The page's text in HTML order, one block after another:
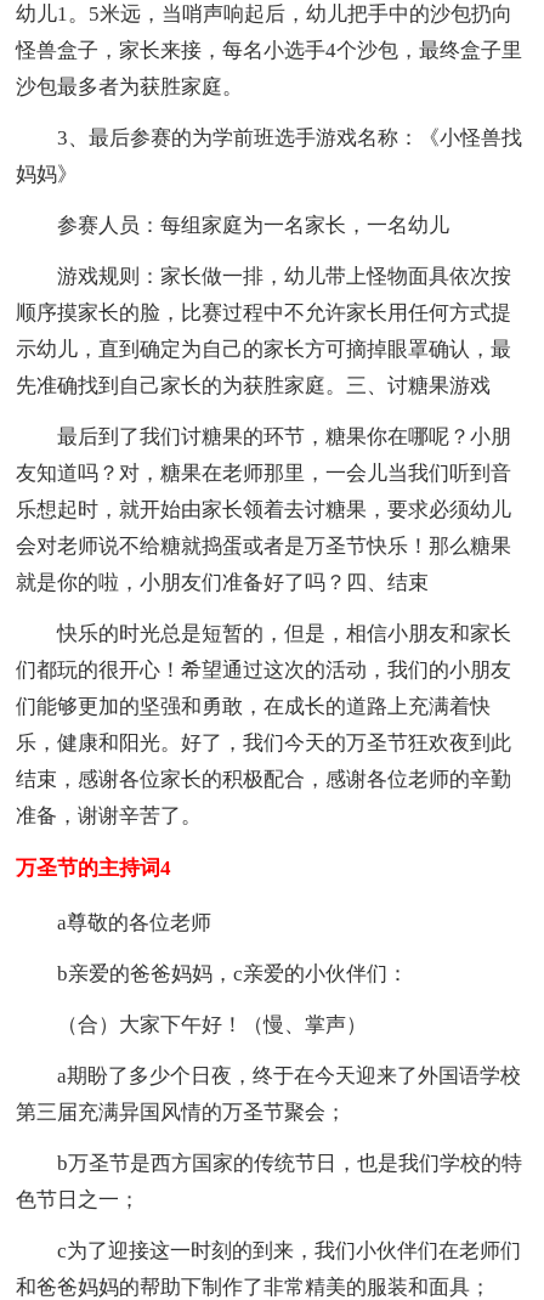
幼儿1。5米远，当哨声响起后，幼儿把手中的沙包扔向
怪兽盒子，家长来接，每名小选手4个沙包，最终盒子里
沙包最多者为获胜家庭。
3、最后参赛的为学前班选手游戏名称：《小怪兽找
妈妈》
参赛人员：每组家庭为一名家长，一名幼儿
游戏规则：家长做一排，幼儿带上怪物面具依次按
顺序摸家长的脸，比赛过程中不允许家长用任何方式提
示幼儿，直到确定为自己的家长方可摘掉眼罩确认，最
先准确找到自己家长的为获胜家庭。三、讨糖果游戏
最后到了我们讨糖果的环节，糖果你在哪呢？小朋
友知道吗？对，糖果在老师那里，一会儿当我们听到音
乐想起时，就开始由家长领着去讨糖果，要求必须幼儿
会对老师说不给糖就捣蛋或者是万圣节快乐！那么糖果
就是你的啦，小朋友们准备好了吗？四、结束
快乐的时光总是短暂的，但是，相信小朋友和家长
们都玩的很开心！希望通过这次的活动，我们的小朋友
们能够更加的坚强和勇敢，在成长的道路上充满着快
乐，健康和阳光。好了，我们今天的万圣节狂欢夜到此
结束，感谢各位家长的积极配合，感谢各位老师的辛勤
准备，谢谢辛苦了。
万圣节的主持词4
a尊敬的各位老师
b亲爱的爸爸妈妈，c亲爱的小伙伴们：
（合）大家下午好！（慢、掌声）
a期盼了多少个日夜，终于在今天迎来了外国语学校
第三届充满异国风情的万圣节聚会；
b万圣节是西方国家的传统节日，也是我们学校的特
色节日之一；
c为了迎接这一时刻的到来，我们小伙伴们在老师们
和爸爸妈妈的帮助下制作了非常精美的服装和面具；